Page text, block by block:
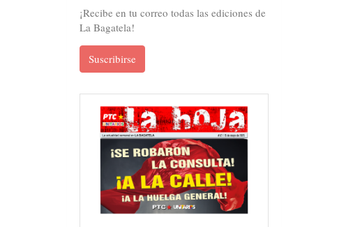
¡Recibe en tu correo todas las ediciones de
La Bagatela!
Suscribirse